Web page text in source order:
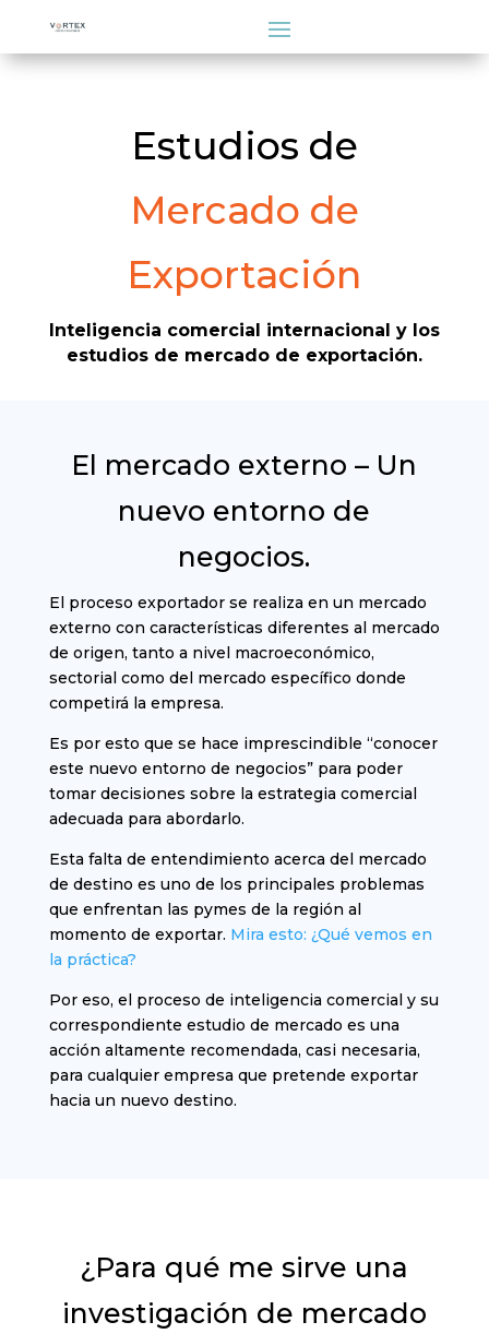
Estudios de
Mercado de
Exportación
Inteligencia comercial internacional y los
estudios de mercado de exportación.
El mercado externo – Un
nuevo entorno de
negocios.
El proceso exportador se realiza en un mercado
externo con características diferentes al mercado
de origen, tanto a nivel macroeconómico,
sectorial como del mercado específico donde
competirá la empresa.
Es por esto que se hace imprescindible “conocer
este nuevo entorno de negocios” para poder
tomar decisiones sobre la estrategia comercial
adecuada para abordarlo.
Esta falta de entendimiento acerca del mercado
de destino es uno de los principales problemas
que enfrentan las pymes de la región al
momento de exportar. Mira esto: ¿Qué vemos en
la práctica?
Por eso, el proceso de inteligencia comercial y su
correspondiente estudio de mercado es una
acción altamente recomendada, casi necesaria,
para cualquier empresa que pretende exportar
hacia un nuevo destino.
¿Para qué me sirve una
investigación de mercado